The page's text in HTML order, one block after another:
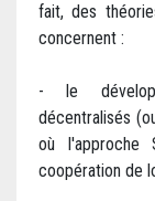
fait, des
concernent :
- le
décentralisés
où l'approche
coopération de